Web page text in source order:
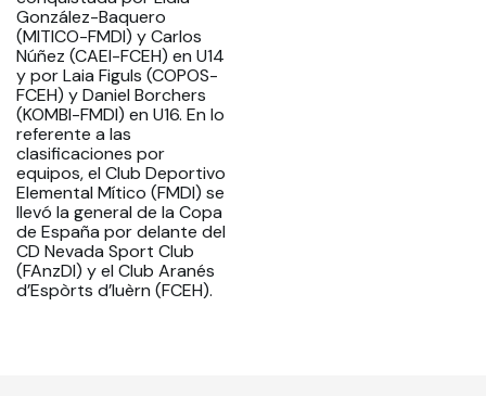
González-Baquero
(MITICO-FMDI) y Carlos
Núñez (CAEI-FCEH) en U14
y por Laia Figuls (COPOS-
FCEH) y Daniel Borchers
(KOMBI-FMDI) en U16. En lo
referente a las
clasificaciones por
equipos, el Club Deportivo
Elemental Mítico (FMDI) se
llevó la general de la Copa
de España por delante del
CD Nevada Sport Club
(FAnzDI) y el Club Aranés
d’Espòrts d’Iuèrn (FCEH).